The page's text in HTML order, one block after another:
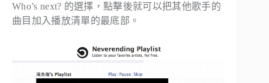
Who’s next? 的選擇，點擊後就可以把其他歌手的
曲目加入播放清單的最底部。